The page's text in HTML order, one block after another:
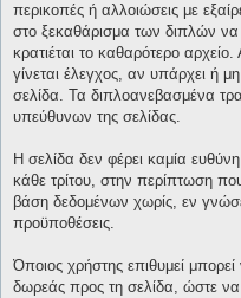
περικοπές ή αλλοιώσεις με
στο ξεκαθάρισμα των διπλών να
κρατιέται το καθαρότερο αρχείο.
γίνεται έλεγχος, αν υπάρχει ή
σελίδα. Τα διπλοανεβασμένα
υπεύθυνων της σελίδας.
Η σελίδα δεν φέρει καμία
κάθε τρίτου, στην περίπτωση
βάση δεδομένων χωρίς, εν
προϋποθέσεις.
Όποιος χρήστης επιθυμεί
δωρεάς προς τη σελίδα, ώστε